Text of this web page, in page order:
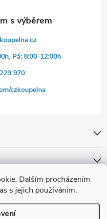
Dalším procházením
s jejich používáním.
Pá: 8:00-12:00h
970
czkoupelna
rám barvě